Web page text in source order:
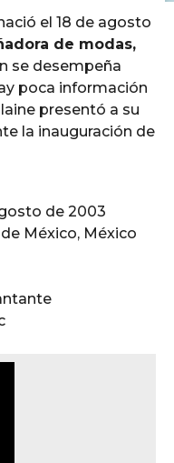
el 18 de agosto
de modas,
se desempeña
poca información
presentó a su
la inauguración de
de 2003
México, México